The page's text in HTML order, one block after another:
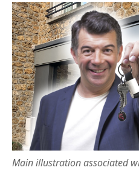
Main illustration associated